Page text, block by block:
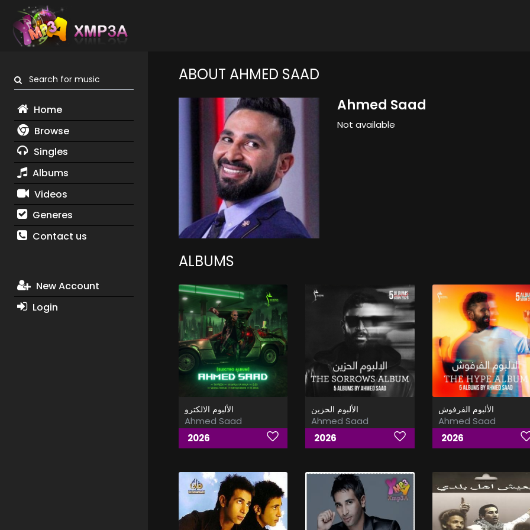
Search for music
Home
Browse
Singles
Albums
Videos
Generes
Contact us
New Account
Login
ABOUT AHMED SAAD
Ahmed Saad
Not available
ALBUMS
الألبوم الالكترو
Ahmed Saad
2026
الألبوم الحزين
Ahmed Saad
2026
الألبوم الفرفوش
Ahmed Saad
2026